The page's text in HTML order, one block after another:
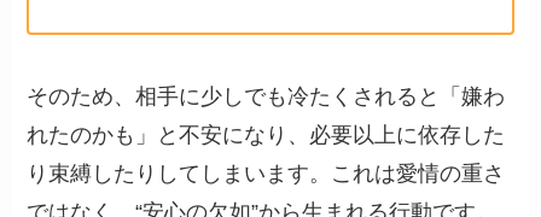
そのため、相手に少しでも冷たくされると「嫌わ
れたのかも」と不安になり、必要以上に依存した
り束縛したりしてしまいます。これは愛情の重さ